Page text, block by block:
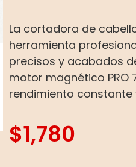
La cortadora de
herramienta
precisos y acabados
motor magnético PRO
rendimiento constante
$1,780